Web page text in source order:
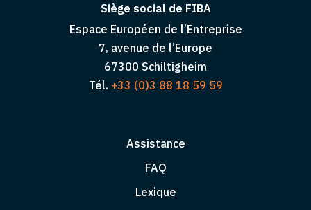
Siège social de FIBA
Espace Européen de l’Entreprise
7, avenue de l’Europe
67300 Schiltigheim
Tél. +33 (0)3 88 18 59 59
Assistance
FAQ
Lexique